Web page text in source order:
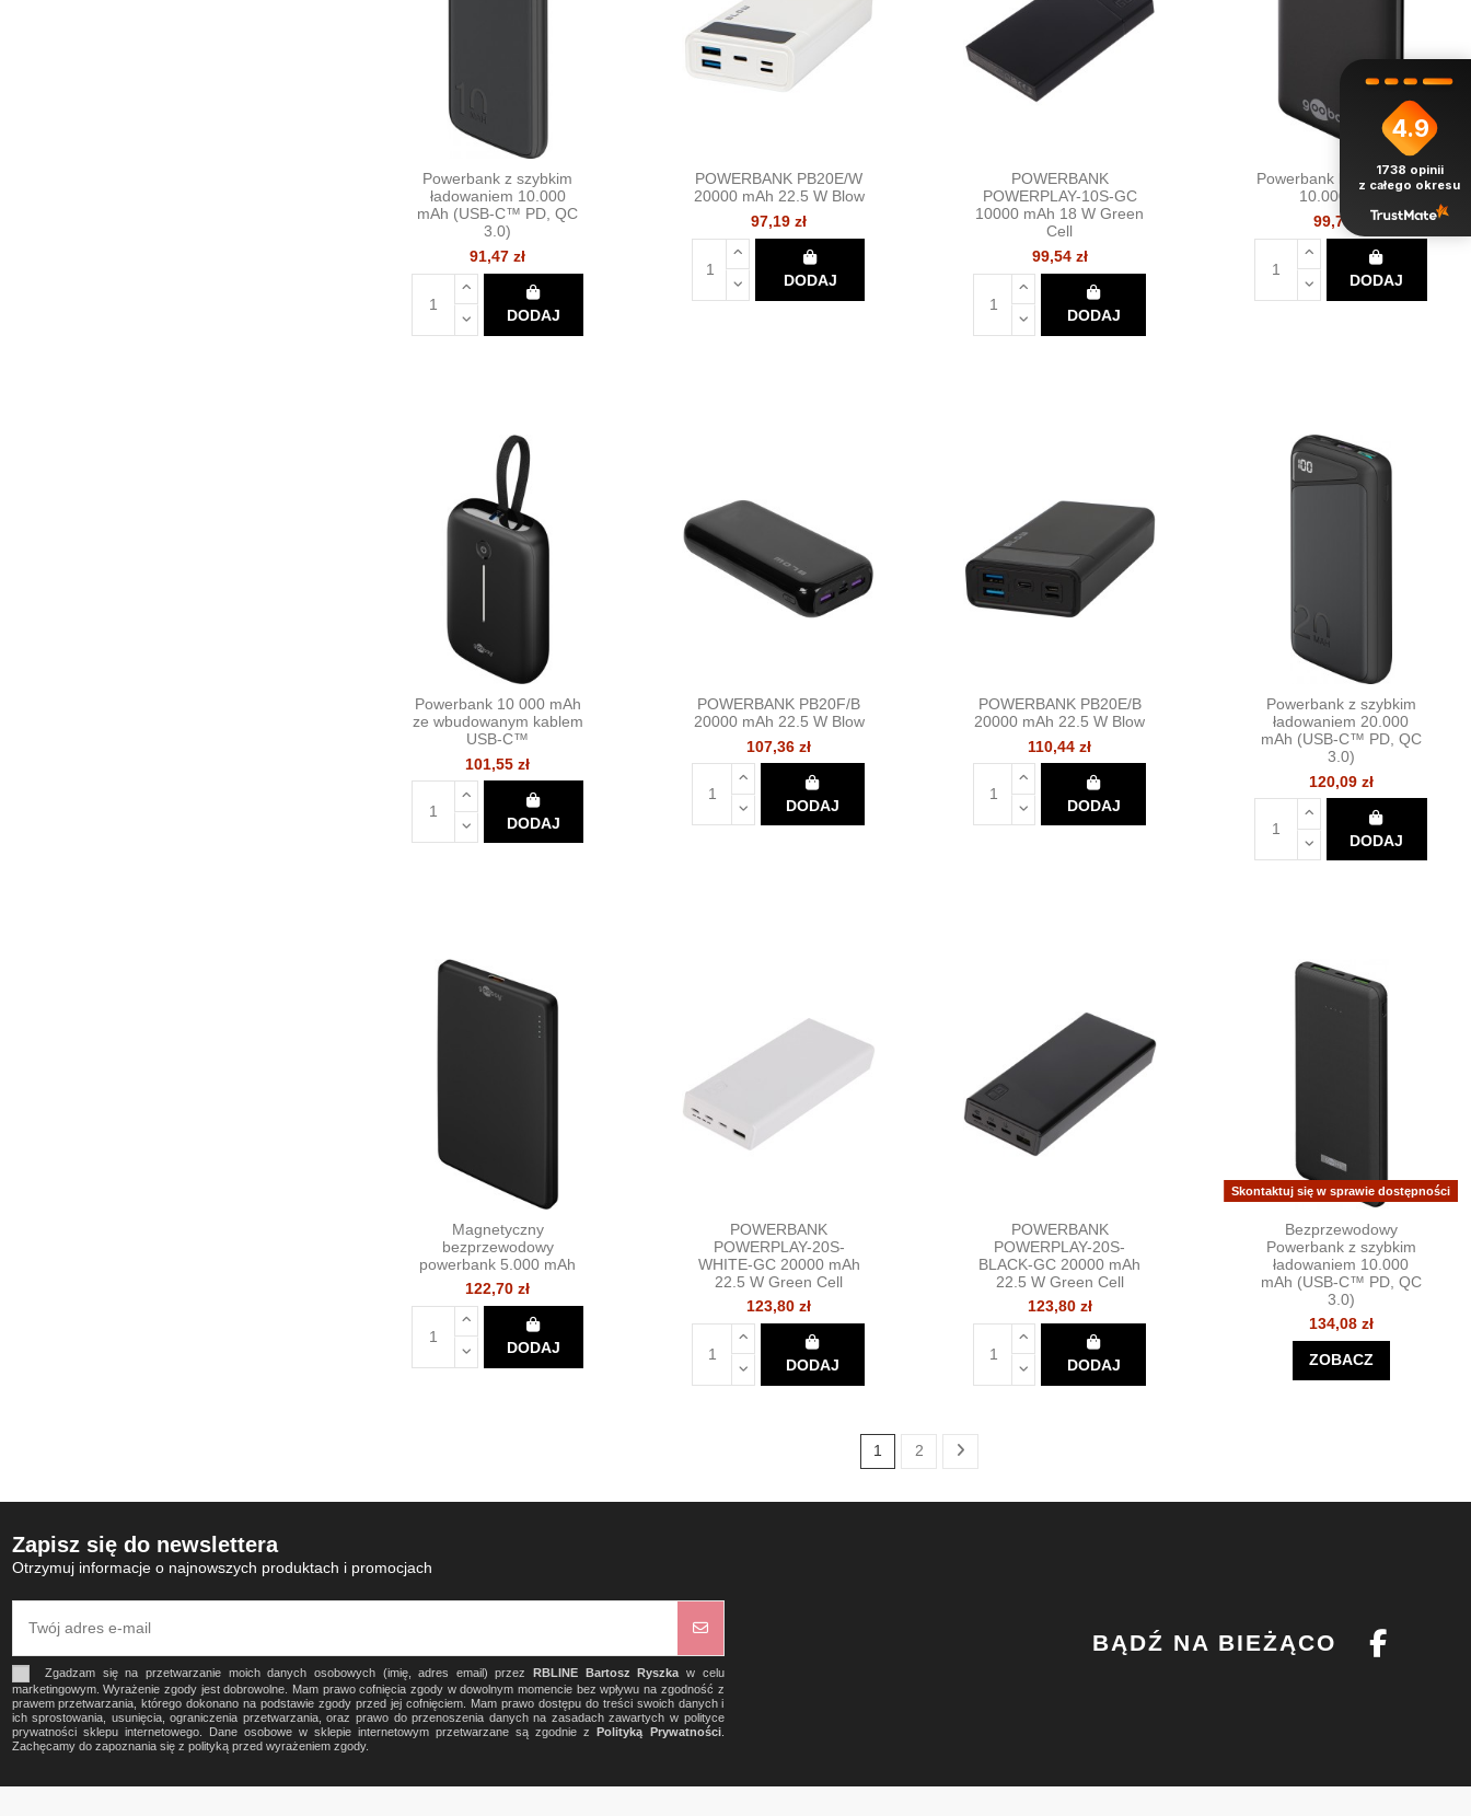
Powerbank z szybkim
ładowaniem 10.000
mAh (USB-C™ PD, QC
3.0)
91,47 zł
DODAJ
POWERBANK PB20E/W
20000 mAh 22.5 W Blow
97,19 zł
DODAJ
POWERBANK
POWERPLAY-10S-GC
10000 mAh 18 W Green
Cell
99,54 zł
DODAJ
Powerbank kompaktowy
10.000 mAh
99,76 zł
DODAJ
Powerbank 10 000 mAh
ze wbudowanym kablem
USB-C™
101,55 zł
DODAJ
POWERBANK PB20F/B
20000 mAh 22.5 W Blow
107,36 zł
DODAJ
POWERBANK PB20E/B
20000 mAh 22.5 W Blow
110,44 zł
DODAJ
Powerbank z szybkim
ładowaniem 20.000
mAh (USB-C™ PD, QC
3.0)
120,09 zł
DODAJ
Magnetyczny
bezprzewodowy
powerbank 5.000 mAh
122,70 zł
DODAJ
POWERBANK
POWERPLAY-20S-
WHITE-GC 20000 mAh
22.5 W Green Cell
123,80 zł
DODAJ
POWERBANK
POWERPLAY-20S-
BLACK-GC 20000 mAh
22.5 W Green Cell
123,80 zł
DODAJ
Skontaktuj się w sprawie dostępności
Bezprzewodowy
Powerbank z szybkim
ładowaniem 10.000
mAh (USB-C™ PD, QC
3.0)
134,08 zł
ZOBACZ
1 2
4.9
1738 opinii
z całego okresu
Zapisz się do newslettera
Otrzymuj informacje o najnowszych produktach i promocjach
Zgadzam się na przetwarzanie moich danych osobowych (imię, adres email) przez RBLINE Bartosz Ryszka w celu
marketingowym. Wyrażenie zgody jest dobrowolne. Mam prawo cofnięcia zgody w dowolnym momencie bez wpływu na zgodność z
prawem przetwarzania, którego dokonano na podstawie zgody przed jej cofnięciem. Mam prawo dostępu do treści swoich danych i
ich sprostowania, usunięcia, ograniczenia przetwarzania, oraz prawo do przenoszenia danych na zasadach zawartych w polityce
prywatności sklepu internetowego. Dane osobowe w sklepie internetowym przetwarzane są zgodnie zPolityką Prywatności.
Zachęcamy do zapoznania się z polityką przed wyrażeniem zgody.
BĄDŹ NA BIEŻĄCO